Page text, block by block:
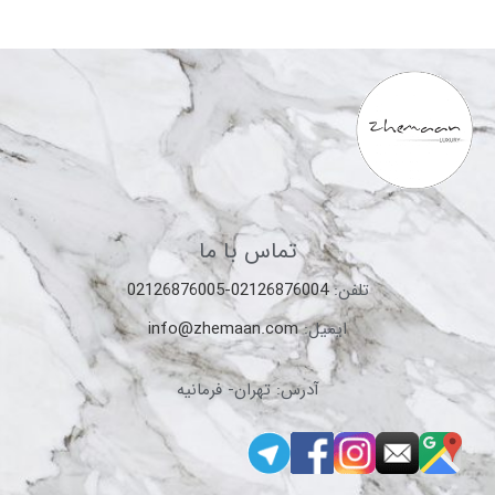
تماس با ما
تلفن:02126876004-02126876005
ایمیل:info@zhemaan.com
آدرس: تهران- فرمانیه